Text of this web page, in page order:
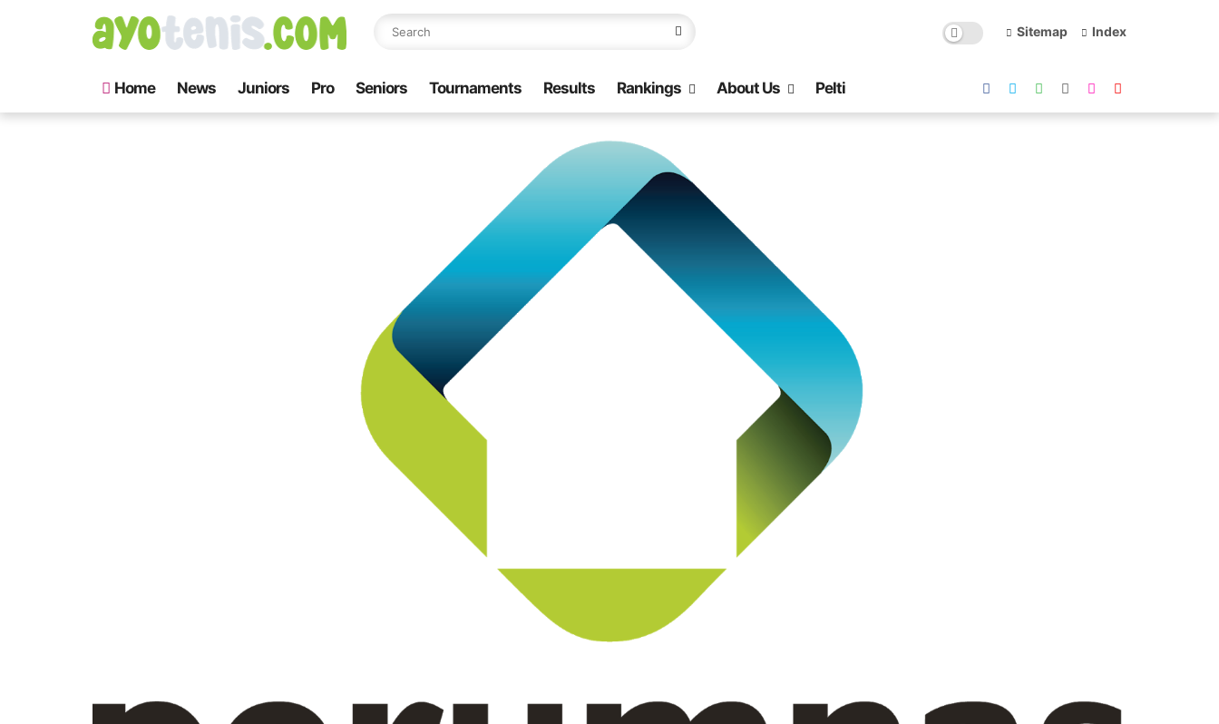
Sitemap Index
Home News Juniors Pro Seniors Tournaments Results Rankings About Us Pelti